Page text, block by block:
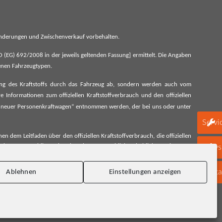
Ablehnen Einstellungen anzeigen
und Zwischenverkauf vorbehalten.
692/2008 in der jeweils geltenden Fassung] ermittelt. Die Angaben
Fahrzeugtypen.
des Kraftstoffs durch das Fahrzeug ab, sondern werden auch vom
Informationen zum offiziellen Kraftstoffverbrauch und den offiziellen
Personenkraftwagen“ entnommen werden, der bei uns oder unter
dem Leitfaden über den offiziellen Kraftstoffverbrauch, die offiziellen
Automobil Treuhand GmbH unentgeltlich erhältlich, sowie unter